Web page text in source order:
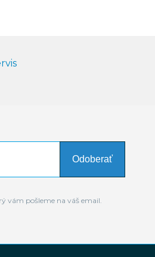
Odoberať
vám pošleme na váš email.